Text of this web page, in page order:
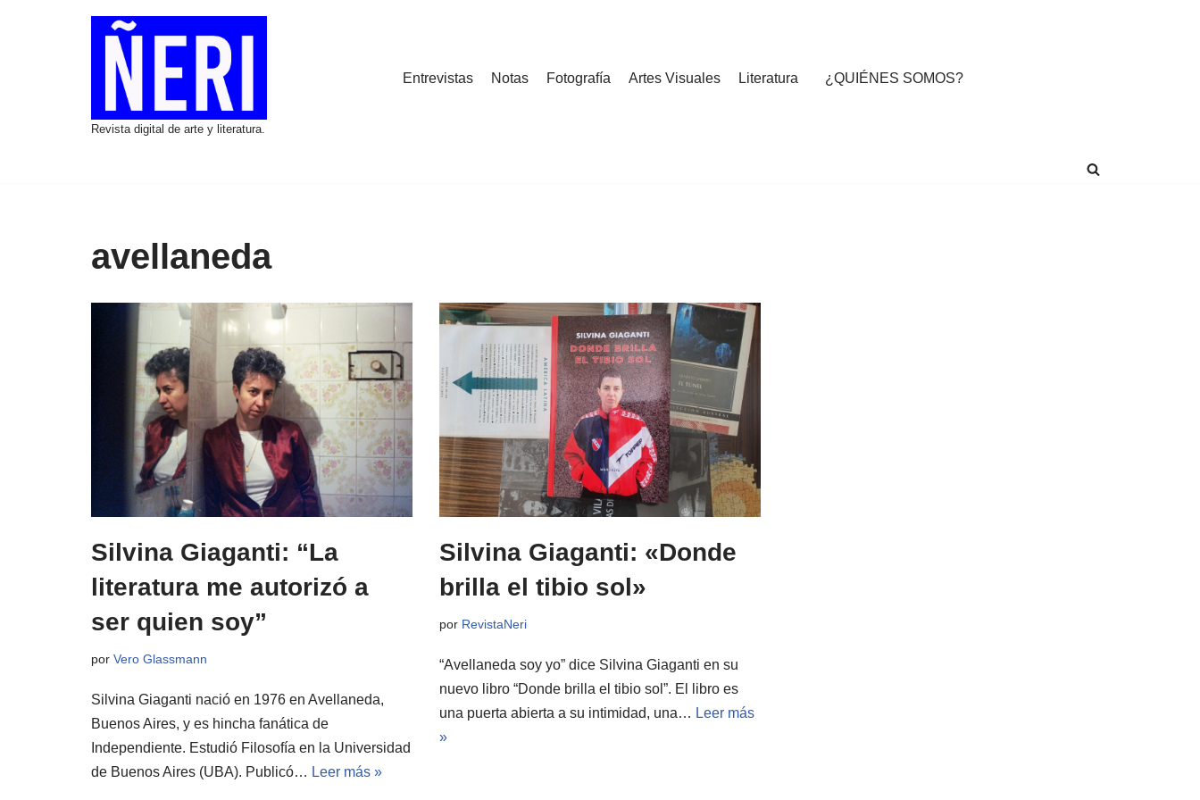
Revista digital de arte y literatura.
Entrevistas Notas Fotografía Artes Visuales Literatura ¿QUIÉNES SOMOS?
avellaneda
Silvina Giaganti: “La
literatura me autorizó a
ser quien soy”
por Vero Glassmann
Silvina Giaganti nació en 1976 en Avellaneda,
Buenos Aires, y es hincha fanática de
Independiente. Estudió Filosofía en la Universidad
de Buenos Aires (UBA). Publicó… Leer más »
Silvina Giaganti: «Donde
brilla el tibio sol»
por RevistaNeri
“Avellaneda soy yo” dice Silvina Giaganti en su
nuevo libro “Donde brilla el tibio sol”. El libro es
una puerta abierta a su intimidad, una… Leer más
»